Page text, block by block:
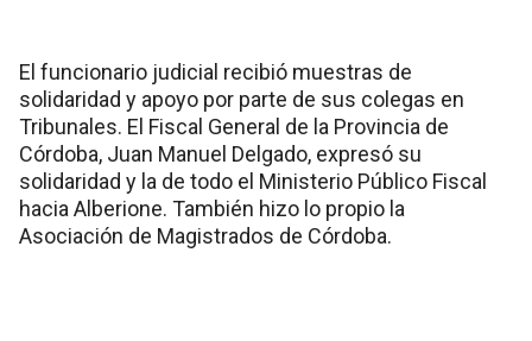
El funcionario judicial recibió muestras de
solidaridad y apoyo por parte de sus colegas en
Tribunales. El Fiscal General de la Provincia de
Córdoba, Juan Manuel Delgado, expresó su
solidaridad y la de todo el Ministerio Público Fiscal
hacia Alberione. También hizo lo propio la
Asociación de Magistrados de Córdoba.